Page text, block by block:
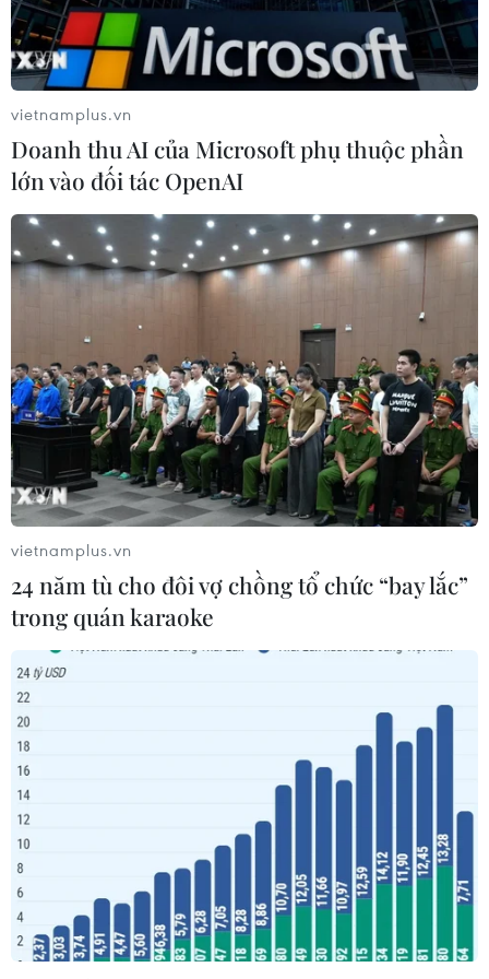
Đại diện thường trực của Triều Tiên tại LHQ Kim Song trong
cuộc họp báo tại trụ sở LHQ ở New York, Mỹ ngày 21/5/2019.
(Ảnh: THX/TTXVN)
Triều Tiên đang đẩy mạnh chiến dịch ngoại
giao tại Liên hợp quốc liên quan vụ Mỹ bắt giữ
tàu hàng Triều Tiên.
Ngày 29/5, tại cuộc gặp với Phó Tổng Thư ký
Liên hợp quốc phụ trách các vấn đề chính trị và
xây dựng hòa bình Rosemary DiCarlo, Đại sứ
Triều Tiên tại Liên hợp quốc Kim Song đã cảnh
báo về "những hậu quả không mong muốn" nếu
không có những hành động cần thiết buộc Mỹ
thả tàu Wise Honest của Triều Tiên bị bắt giữ
hôm 9/5.
Người phát ngôn Liên hợp quốc đã từ chối đưa
ra bình luận về cuộc gặp giữa Đại sứ Triều Tiên
Kim Song và Phó Tổng Thư ký Liên hợp
quốc Rosemary DiCarlo, song cho rằng Ủy ban
trừng phạt của Liên hợp quốc sẽ lưu ý vấn đề
này.
vietnamplus.vn
Doanh thu AI của Microsoft phụ thuộc phần
lớn vào đối tác OpenAI
vietnamplus.vn
24 năm tù cho đôi vợ chồng tổ chức “bay lắc”
trong quán karaoke